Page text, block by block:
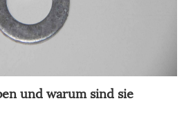
und warum sind sie